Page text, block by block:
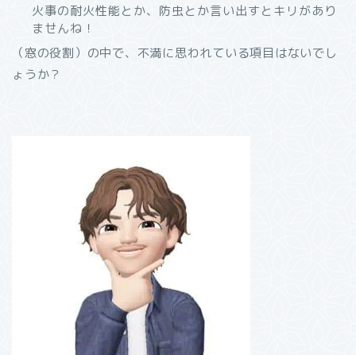
火事の耐火性能とか、防虫とか言い出すとキリがあり
ませんね！
（窓の役割）の中で、不満に思われている項目はないでし
ょうか？